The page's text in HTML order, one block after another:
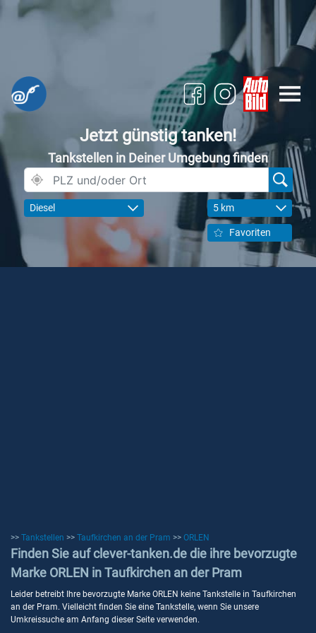
Jetzt günstig tanken!
Tankstellen in Deiner Umgebung finden
Diesel 5 km
Favoriten
>> Tankstellen >> Taufkirchen an der Pram >> ORLEN
Finden Sie auf clever-tanken.de die ihre bevorzugte
Marke ORLEN in Taufkirchen an der Pram
Leider betreibt Ihre bevorzugte Marke ORLEN keine Tankstelle in Taufkirchen
an der Pram. Vielleicht finden Sie eine Tankstelle, wenn Sie unsere
Umkreissuche am Anfang dieser Seite verwenden.